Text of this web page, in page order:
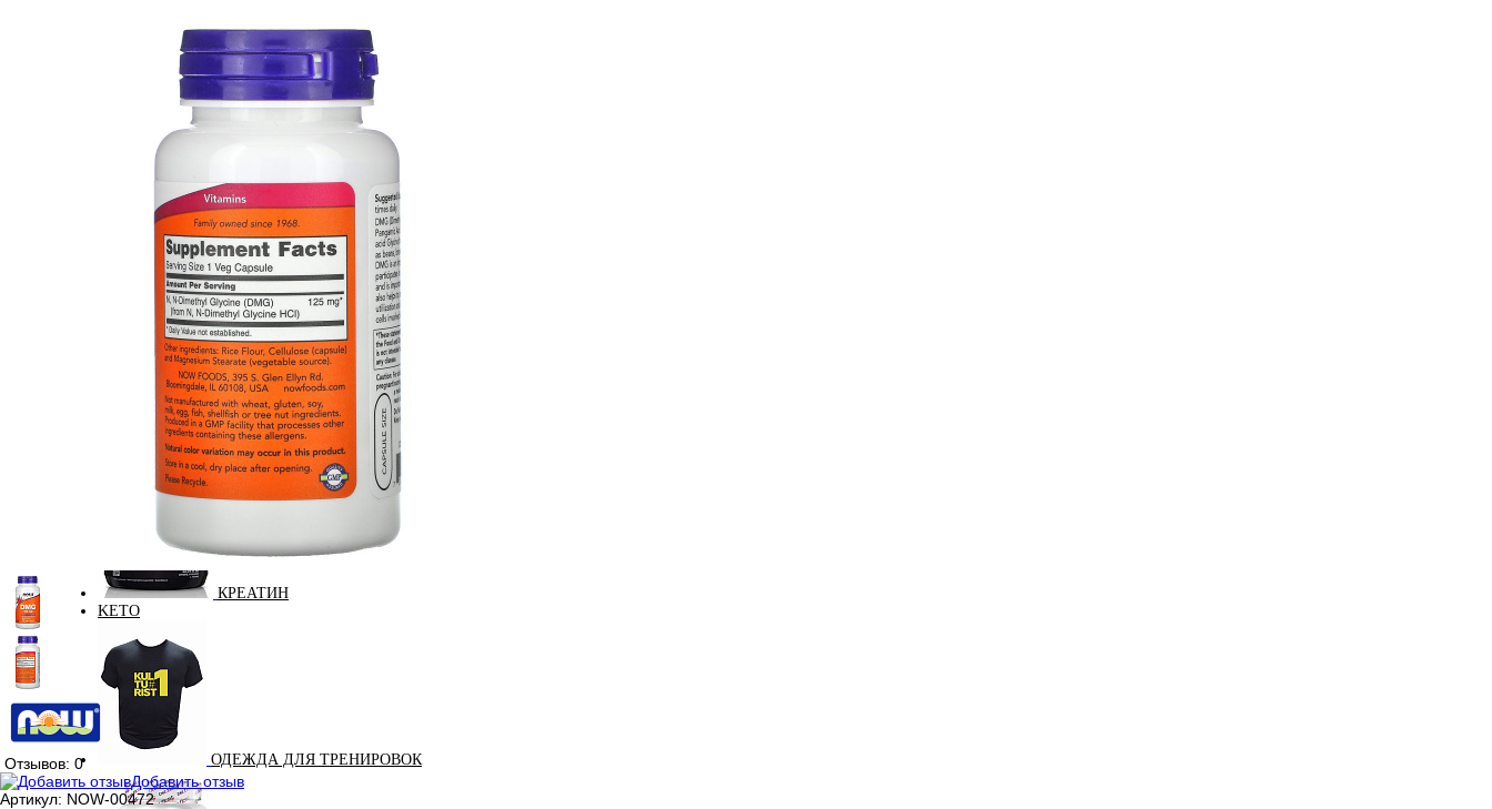
ЗМА (ZMA)
ЗДОРОВЬЕ И ДОЛГОЛЕТИЕ
КРЕАТИН
KETO
ОДЕЖДА ДЛЯ ТРЕНИРОВОК
Отзывов: 0
Добавить отзыв
Артикул: NOW-00472